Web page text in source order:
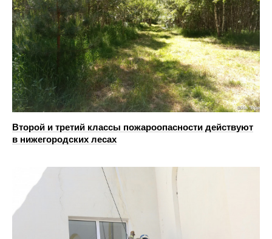
Второй и третий классы пожароопасности действуют
в нижегородских лесах